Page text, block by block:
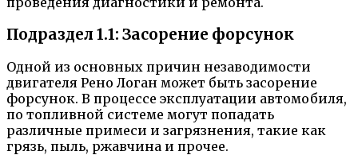
Подраздел 1.1: Засорение форсунок
Одной из основных причин незаводимости
двигателя Рено Логан может быть засорение
форсунок. В процессе эксплуатации автомобиля,
по топливной системе могут попадать
различные примеси и загрязнения, такие как
грязь, пыль, ржавчина и прочее.